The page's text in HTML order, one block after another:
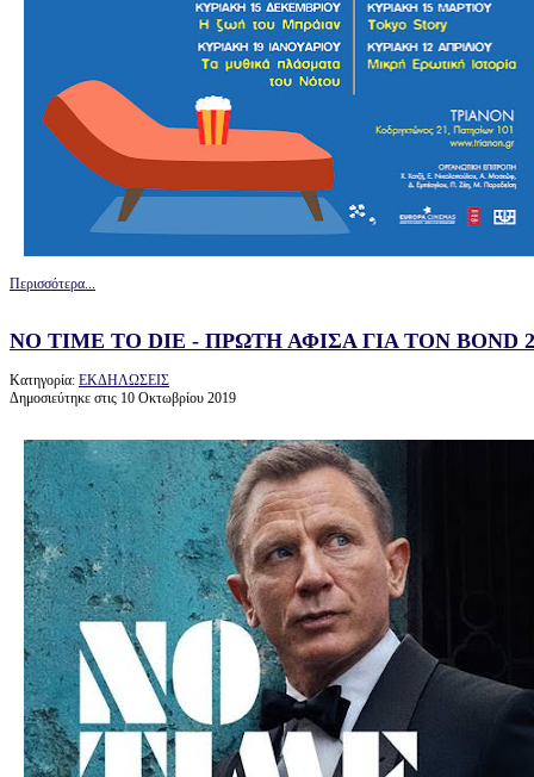
Περισσότερα...
NO TIME TO DIE - ΠΡΩΤΗ ΑΦΙΣΑ ΓΙΑ ΤΟΝ BOND
Κατηγορία: ΕΚΔΗΛΩΣΕΙΣ
Δημοσιεύτηκε στις 10 Οκτωβρίου 2019